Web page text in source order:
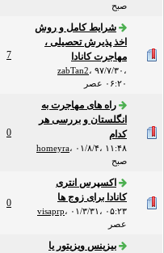
صبح
شرایط کامل و روش
اخذ پذیرش تحصیلی ،
مهاجرت کانادا
zabTan2، ۹۷/۷/۳۰،
۰۶:۲۰ عصر
7
راه های مهاجرت به
انگلستان و بررسی هر
کدام
homeyra، ۰۱/۸/۴، ۱۱:۴۸
صبح
0
اکسپرس انتری
کانادا برای زوج ها
visaprp، ۰۱/۳/۳۱، ۰۵:۲۳
عصر
0
بیزینس ویزیتور یا